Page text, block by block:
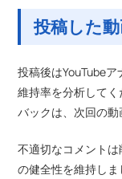
投稿した
投稿後はYouTube
維持率を分析して
バックは、次回の動
不適切なコメント
の健全性を維持しま